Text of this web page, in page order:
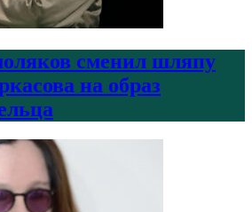
сменил шляпу
на образ